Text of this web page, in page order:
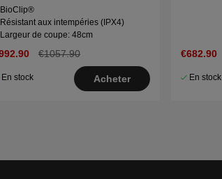
BioClip®
Résistant aux intempéries (IPX4)
Largeur de coupe: 48cm
€1057.90
En stock Acheter
€682.90
En stock